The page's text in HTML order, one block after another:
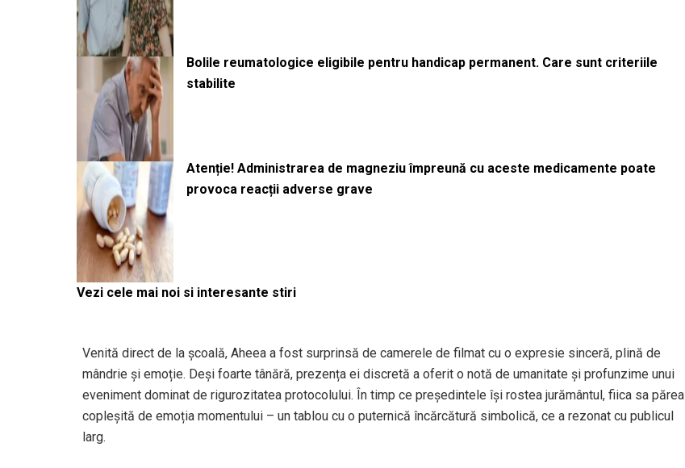
Bolile reumatologice eligibile pentru handicap permanent. Care sunt criteriile
stabilite
Atenție! Administrarea de magneziu împreună cu aceste medicamente poate
provoca reacții adverse grave
Vezi cele mai noi si interesante stiri
Venită direct de la școală, Aheea a fost surprinsă de camerele de filmat cu o expresie sinceră, plină de
mândrie și emoție. Deși foarte tânără, prezența ei discretă a oferit o notă de umanitate și profunzime unui
eveniment dominat de rigurozitatea protocolului. În timp ce președintele își rostea jurământul, fiica sa părea
copleșită de emoția momentului – un tablou cu o puternică încărcătură simbolică, ce a rezonat cu publicul
larg.